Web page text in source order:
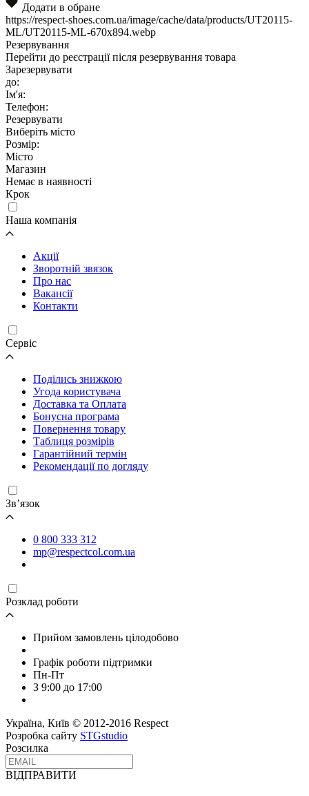
Додати в обране
https://respect-shoes.com.ua/image/cache/data/products/UT20115-
ML/UT20115-ML-670x894.webp
Резервування
Перейти до реєстрації після резервування товара
Зарезервувати
до:
Ім'я:
Телефон:
Резервувати
Виберіть місто
Розмір:
Місто
Магазин
Немає в наявності
Крок
Наша компанія
Акції
Зворотній звязок
Про нас
Вакансії
Контакти
Cервіс
Поділись знижкою
Угода користувача
Доставка та Оплата
Бонусна програма
Повернення товару
Таблиця розмірів
Гарантійний термін
Рекомендації по догляду
Зв’язок
0 800 333 312
mp@respectcol.com.ua
Розклад роботи
Прийом замовлень цілодобово
Графік роботи підтримки
Пн-Пт
З 9:00 до 17:00
Україна, Київ © 2012-2016 Respect
Розробка сайту STGstudio
Розсилка
ВІДПРАВИТИ